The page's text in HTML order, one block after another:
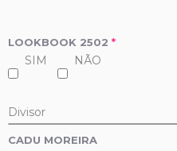
LOOKBOOK 2502 *
SIM NÃO
Divisor
CADU MOREIRA